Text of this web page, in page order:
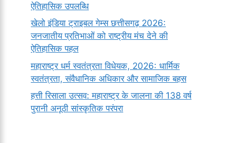
ऐतिहासिक उपलब्धि
खेलो इंडिया ट्राइबल गेम्स छत्तीसगढ़ 2026:
जनजातीय प्रतिभाओं को राष्ट्रीय मंच देने की
ऐतिहासिक पहल
महाराष्ट्र धर्म स्वतंत्रता विधेयक, 2026: धार्मिक
स्वतंत्रता, संवैधानिक अधिकार और सामाजिक बहस
हत्ती रिसाला उत्सव: महाराष्ट्र के जालना की 138 वर्ष
पुरानी अनूठी सांस्कृतिक परंपरा